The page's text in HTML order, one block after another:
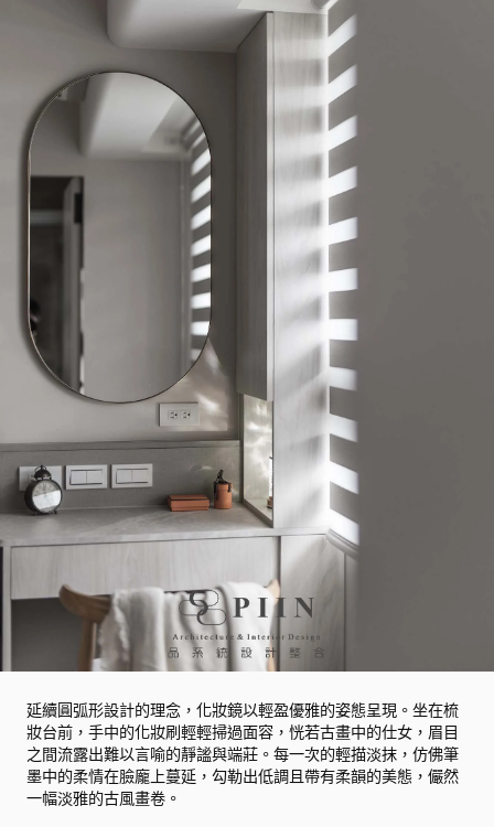
延續圓弧形設計的理念，化妝鏡以輕盈優雅的姿態呈現。坐在梳
妝台前，手中的化妝刷輕輕掃過面容，恍若古畫中的仕女，眉目
之間流露出難以言喻的靜謐與端莊。每一次的輕描淡抹，仿佛筆
墨中的柔情在臉龐上蔓延，勾勒出低調且帶有柔韻的美態，儼然
一幅淡雅的古風畫卷。